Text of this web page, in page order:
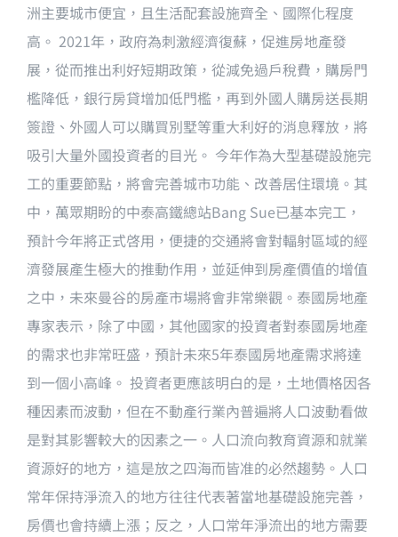
洲主要城市便宜，且生活配套設施齊全、國際化程度
高。 2021年，政府為刺激經濟復蘇，促進房地產發
展，從而推出利好短期政策，從減免過戶稅費，購房門
檻降低，銀行房貸增加低門檻，再到外國人購房送長期
簽證、外國人可以購買別墅等重大利好的消息釋放，將
吸引大量外國投資者的目光。 今年作為大型基礎設施完
工的重要節點，將會完善城市功能、改善居住環境。其
中，萬眾期盼的中泰高鐵總站Bang Sue已基本完工，
預計今年將正式啓用，便捷的交通將會對輻射區域的經
濟發展產生極大的推動作用，並延伸到房產價值的增值
之中，未來曼谷的房產市場將會非常樂觀。泰國房地產
專家表示，除了中國，其他國家的投資者對泰國房地產
的需求也非常旺盛，預計未來5年泰國房地產需求將達
到一個小高峰。 投資者更應該明白的是，土地價格因各
種因素而波動，但在不動產行業內普遍將人口波動看做
是對其影響較大的因素之一。人口流向教育資源和就業
資源好的地方，這是放之四海而皆准的必然趨勢。人口
常年保持淨流入的地方往往代表著當地基礎設施完善，
房價也會持續上漲；反之，人口常年淨流出的地方需要